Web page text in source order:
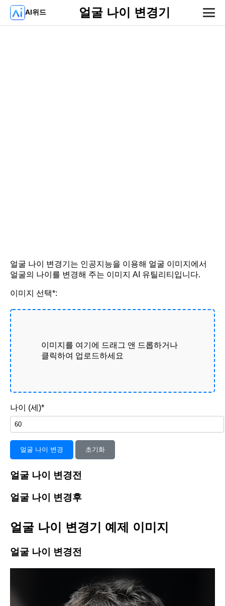
AI위드 얼굴 나이 변경기
얼굴 나이 변경기는 인공지능을 이용해 얼굴 이미지에서
얼굴의 나이를 변경해 주는 이미지 AI 유틸리티입니다.
이미지 선택*:
이미지를 여기에 드래그 앤 드롭하거나
클릭하여 업로드하세요
나이 (세)*
얼굴 나이 변경 초기화
얼굴 나이 변경전
얼굴 나이 변경후
얼굴 나이 변경기 예제 이미지
얼굴 나이 변경전